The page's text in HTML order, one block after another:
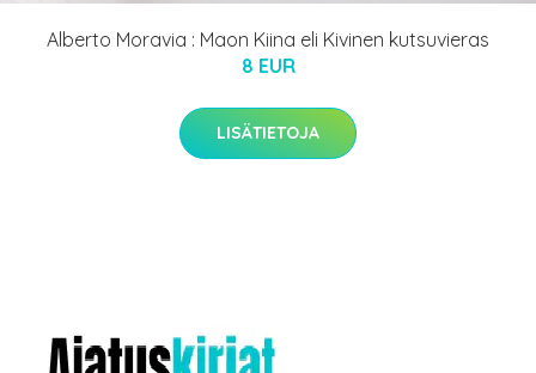
Alberto Moravia : Maon Kiina eli Kivinen kutsuvieras
8 EUR
LISÄTIETOJA